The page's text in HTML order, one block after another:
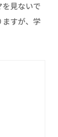
見ないで
すが、学